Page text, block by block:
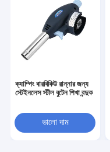
ক্যাম্পিং বারবিকিউ রান্নার জন্য
স্টেইনলেস স্টীল বুটেন শিখা বন্দুক
ভালো দাম